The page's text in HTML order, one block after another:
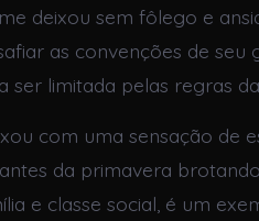
deixou sem fôlego e
as convenções de seu
ser limitada pelas regras
com uma sensação de
da primavera
e classe social, é um